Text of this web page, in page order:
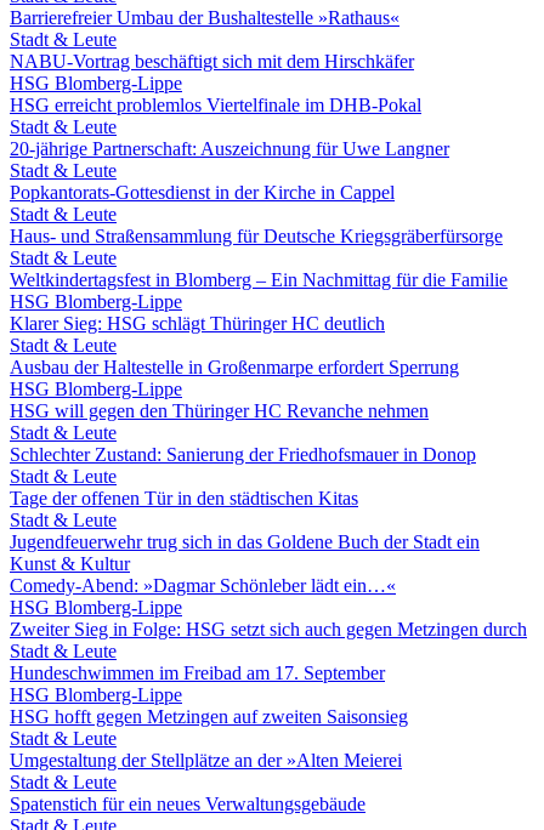
Barrierefreier Umbau der Bushaltestelle »Rathaus«
Stadt & Leute
NABU-Vortrag beschäftigt sich mit dem Hirschkäfer
HSG Blomberg-Lippe
HSG erreicht problemlos Viertelfinale im DHB-Pokal
Stadt & Leute
20-jährige Partnerschaft: Auszeichnung für Uwe Langner
Stadt & Leute
Popkantorats-Gottesdienst in der Kirche in Cappel
Stadt & Leute
Haus- und Straßensammlung für Deutsche Kriegsgräberfürsorge
Stadt & Leute
Weltkindertagsfest in Blomberg – Ein Nachmittag für die Familie
HSG Blomberg-Lippe
Klarer Sieg: HSG schlägt Thüringer HC deutlich
Stadt & Leute
Ausbau der Haltestelle in Großenmarpe erfordert Sperrung
HSG Blomberg-Lippe
HSG will gegen den Thüringer HC Revanche nehmen
Stadt & Leute
Schlechter Zustand: Sanierung der Friedhofsmauer in Donop
Stadt & Leute
Tage der offenen Tür in den städtischen Kitas
Stadt & Leute
Jugendfeuerwehr trug sich in das Goldene Buch der Stadt ein
Kunst & Kultur
Comedy-Abend: »Dagmar Schönleber lädt ein…«
HSG Blomberg-Lippe
Zweiter Sieg in Folge: HSG setzt sich auch gegen Metzingen durch
Stadt & Leute
Hundeschwimmen im Freibad am 17. September
HSG Blomberg-Lippe
HSG hofft gegen Metzingen auf zweiten Saisonsieg
Stadt & Leute
Umgestaltung der Stellplätze an der »Alten Meierei
Stadt & Leute
Spatenstich für ein neues Verwaltungsgebäude
Stadt & Leute